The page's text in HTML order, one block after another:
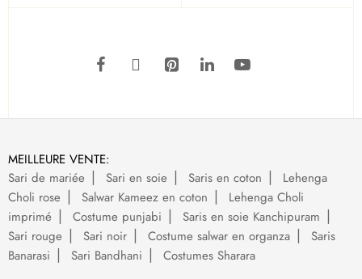
MEILLEURE VENTE:
Sari de mariée
Sari en soie Saris en coton
Lehenga
Choli rose
Salwar Kameez en coton
Lehenga Choli
imprimé
Costume punjabi
Saris en soie Kanchipuram
Sari rouge
Sari noir Costume salwar en organza
Saris
Banarasi
Sari Bandhani
Costumes Sharara